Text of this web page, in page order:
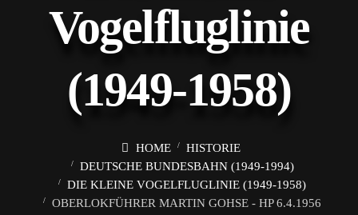
Vogelfluglinie
(1949-1958)
HOME
HISTORIE
DEUTSCHE BUNDESBAHN (1949-1994)
DIE KLEINE VOGELFLUGLINIE (1949-1958)
OBERLOKFÜHRER MARTIN GOHSE - HP 6.4.1956